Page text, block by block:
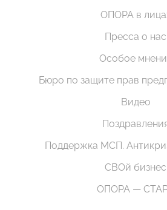
ОПОРА в
Пресса о нас
Особое
Бюро по защите прав
Видео
Поддержка МСП.
СВОй бизнес
ОПОРА —